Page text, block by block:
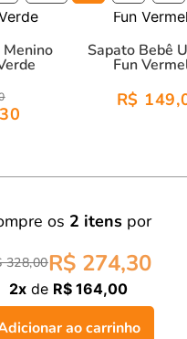
criar looks frescos e
algodão, suave e respirável.
de alta qualidade que
o verão com muito
da praticidade!
Menino Sapato Bebê
Fun
R$
os 2 itens por
328,00R$ 274,30
2x de R$ 164,00
ao carrinho